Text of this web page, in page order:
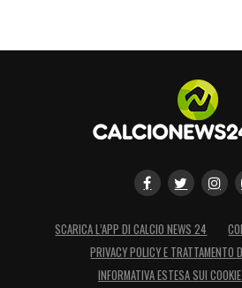
SCARICA L’APP DI CALCIO NEWS 24
PRIVACY POLICY E TRATTAMENTO
INFORMATIVA ESTESA SUI